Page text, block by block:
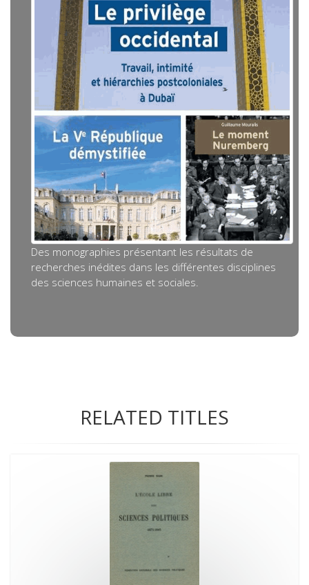
Des monographies présentant les résultats de
recherches inédites dans les différentes disciplines
des sciences humaines et sociales.
RELATED TITLES